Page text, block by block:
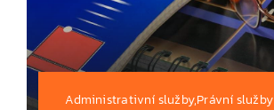
Administrativní služby,Právní služby